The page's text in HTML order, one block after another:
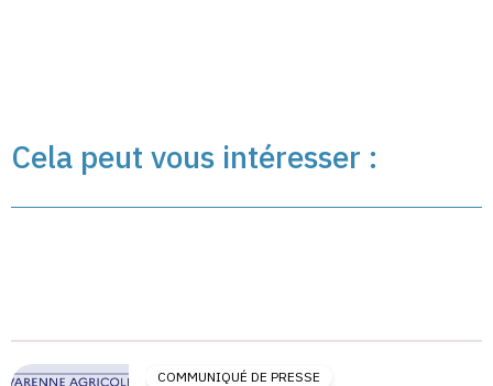
Cela peut vous intéresser :
COMMUNIQUÉ DE PRESSE